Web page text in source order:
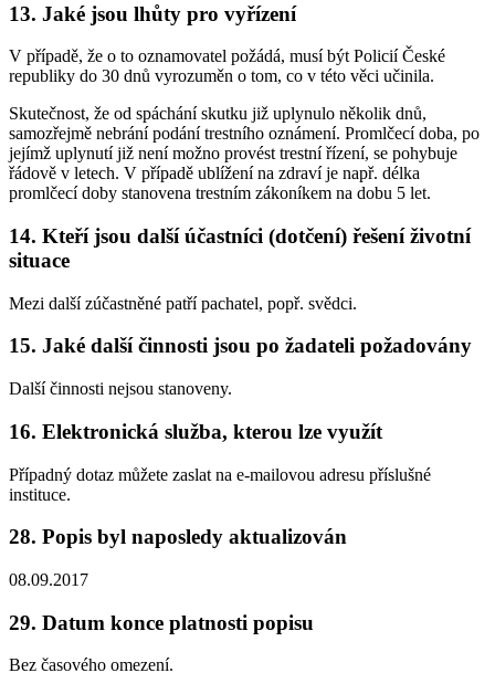
13. Jaké jsou lhůty pro vyřízení
V případě, že o to oznamovatel požádá, musí být Policií České
republiky do 30 dnů vyrozuměn o tom, co v této věci učinila.
Skutečnost, že od spáchání skutku již uplynulo několik dnů,
samozřejmě nebrání podání trestního oznámení. Promlčecí doba, po
jejímž uplynutí již není možno provést trestní řízení, se pohybuje
řádově v letech. V případě ublížení na zdraví je např. délka
promlčecí doby stanovena trestním zákoníkem na dobu 5 let.
14. Kteří jsou další účastníci (dotčení) řešení životní
situace
Mezi další zúčastněné patří pachatel, popř. svědci.
15. Jaké další činnosti jsou po žadateli požadovány
Další činnosti nejsou stanoveny.
16. Elektronická služba, kterou lze využít
Případný dotaz můžete zaslat na e-mailovou adresu příslušné
instituce.
28. Popis byl naposledy aktualizován
08.09.2017
29. Datum konce platnosti popisu
Bez časového omezení.